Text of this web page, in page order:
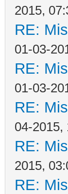
2015,
RE:
01-03-
RE:
01-03-
RE:
04-2015,
RE:
2015,
RE: